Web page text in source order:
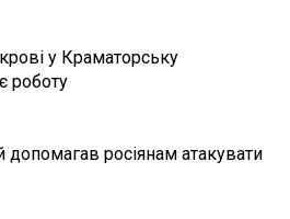
у Краматорську
роботу
допомагав росіянам атакувати